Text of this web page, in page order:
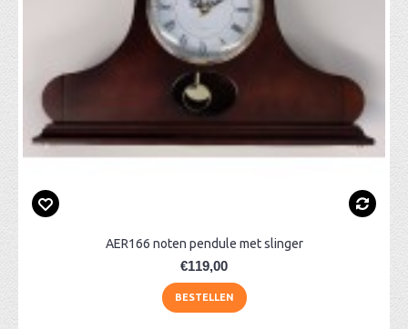
AER166 noten pendule met slinger
€119,00
BESTELLEN